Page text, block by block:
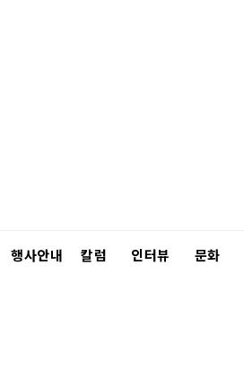
행사안내 칼럼 인터뷰 문화